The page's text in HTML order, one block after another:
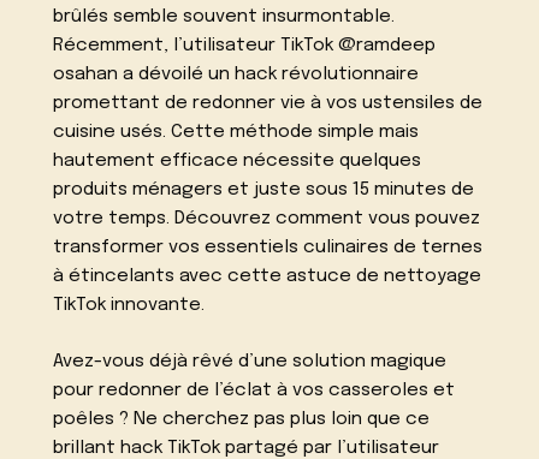
brûlés semble souvent insurmontable.
Récemment, l’utilisateur TikTok @ramdeep
osahan a dévoilé un hack révolutionnaire
promettant de redonner vie à vos ustensiles de
cuisine usés. Cette méthode simple mais
hautement efficace nécessite quelques
produits ménagers et juste sous 15 minutes de
votre temps. Découvrez comment vous pouvez
transformer vos essentiels culinaires de ternes
à étincelants avec cette astuce de nettoyage
TikTok innovante.
Avez-vous déjà rêvé d’une solution magique
pour redonner de l’éclat à vos casseroles et
poêles ? Ne cherchez pas plus loin que ce
brillant hack TikTok partagé par l’utilisateur